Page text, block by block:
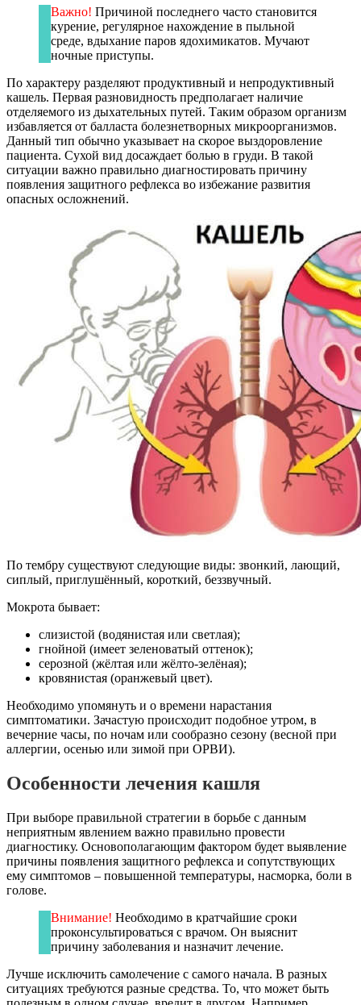
Важно! Причиной последнего часто становится
курение, регулярное нахождение в пыльной
среде, вдыхание паров ядохимикатов. Мучают
ночные приступы.
По характеру разделяют продуктивный и непродуктивный
кашель. Первая разновидность предполагает наличие
отделяемого из дыхательных путей. Таким образом организм
избавляется от балласта болезнетворных микроорганизмов.
Данный тип обычно указывает на скорое выздоровление
пациента. Сухой вид досаждает болью в груди. В такой
ситуации важно правильно диагностировать причину
появления защитного рефлекса во избежание развития
опасных осложнений.
По тембру существуют следующие виды: звонкий, лающий,
сиплый, приглушённый, короткий, беззвучный.
Мокрота бывает:
слизистой (водянистая или светлая);
гнойной (имеет зеленоватый оттенок);
серозной (жёлтая или жёлто-зелёная);
кровянистая (оранжевый цвет).
Необходимо упомянуть и о времени нарастания
симптоматики. Зачастую происходит подобное утром, в
вечерние часы, по ночам или сообразно сезону (весной при
аллергии, осенью или зимой при ОРВИ).
Особенности лечения кашля
При выборе правильной стратегии в борьбе с данным
неприятным явлением важно правильно провести
диагностику. Основополагающим фактором будет выявление
причины появления защитного рефлекса и сопутствующих
ему симптомов – повышенной температуры, насморка, боли в
голове.
Внимание! Необходимо в кратчайшие сроки
проконсультироваться с врачом. Он выяснит
причину заболевания и назначит лечение.
Лучше исключить самолечение с самого начала. В разных
ситуациях требуются разные средства. То, что может быть